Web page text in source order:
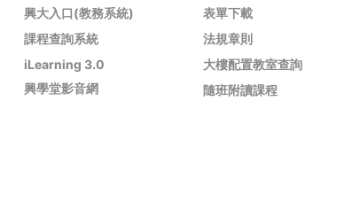
興大入口(教務系統)
課程查詢系統
iLearning 3.0
興學堂影音網
表單下載
法規章則
大樓配置教室查詢
隨班附讀課程